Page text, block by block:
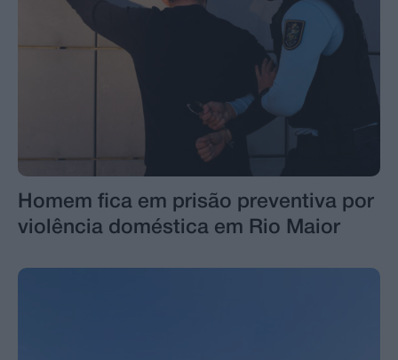
Homem fica em prisão preventiva por
violência doméstica em Rio Maior